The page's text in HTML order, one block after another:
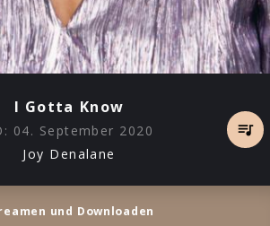
I Gotta Know
04. September 2020
Joy Denalane
und Downloaden